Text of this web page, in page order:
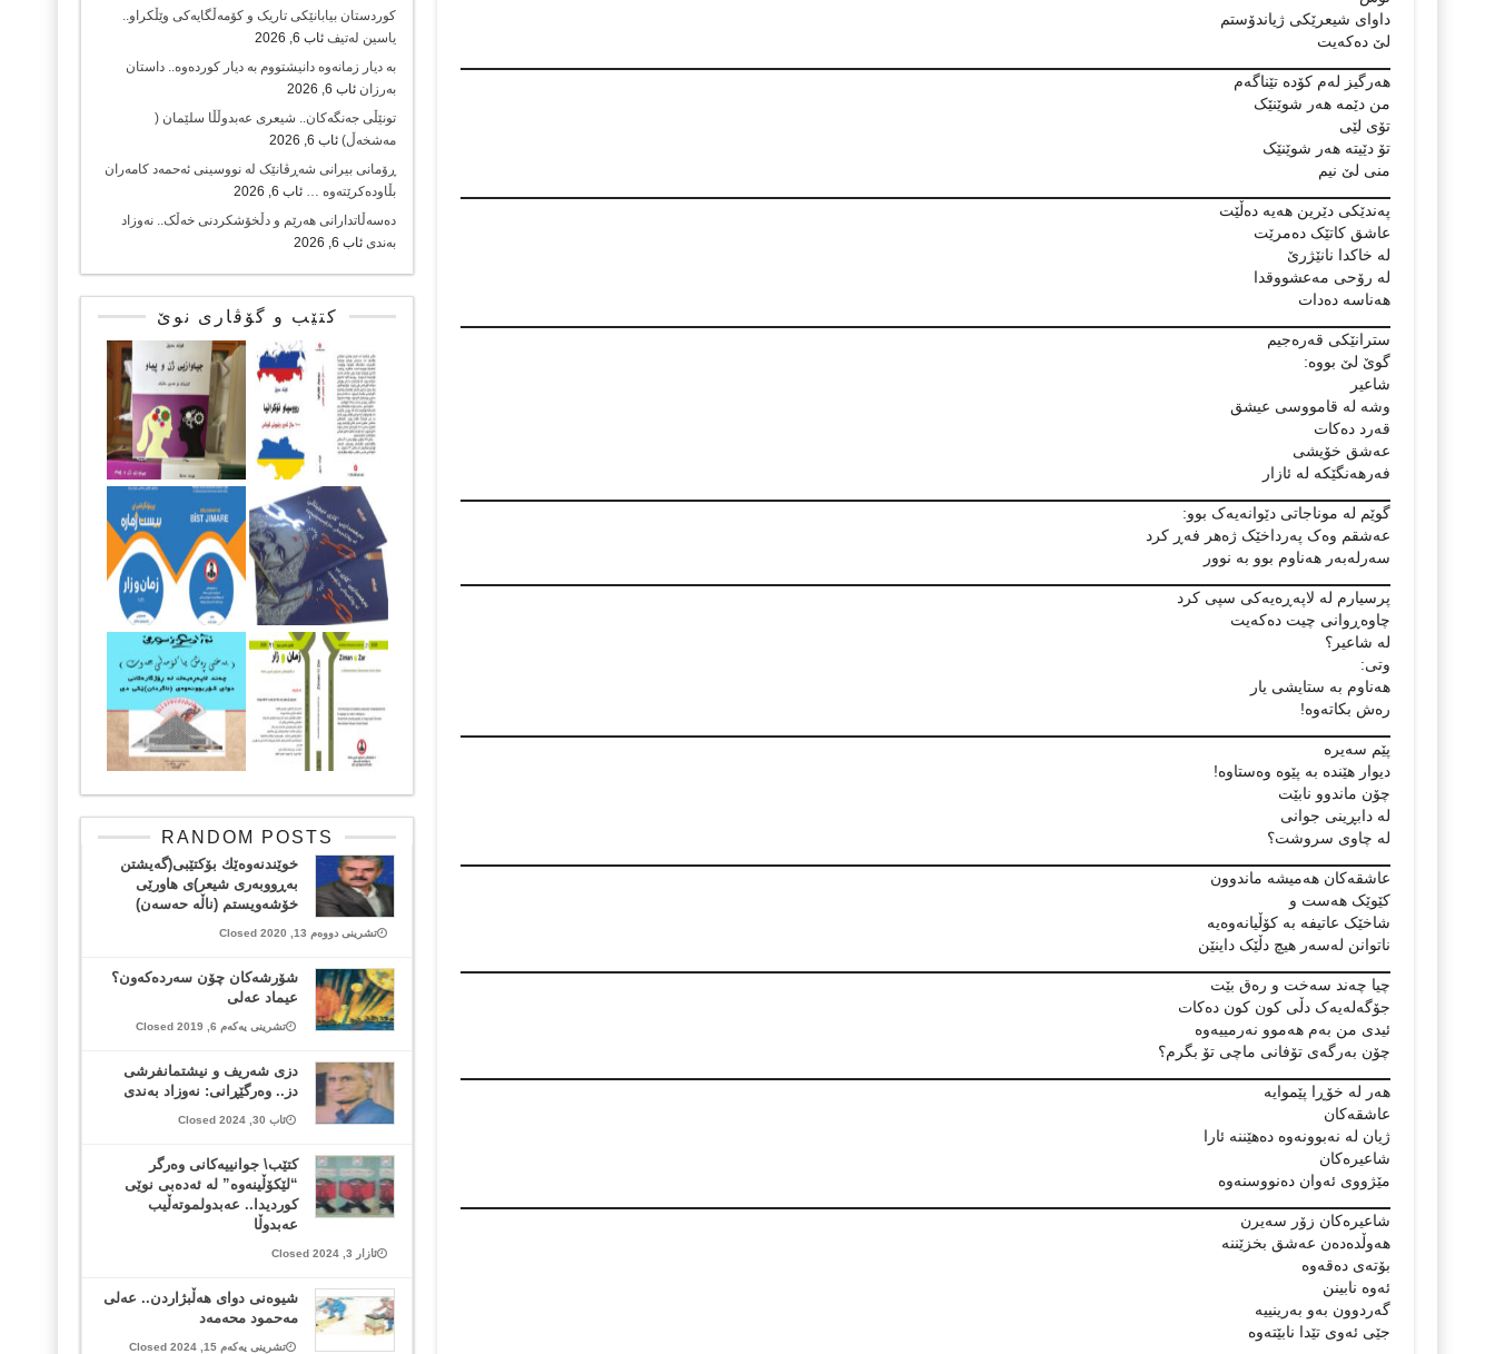
داوای شیعرێکی ژیاندۆستم
لێ دەکەیت
ھەرگیز لەم کۆدە تێناگەم
من دێمە ھەر شوێنێک
تۆی لێی
تۆ دێیتە ھەر شوێنێک
منی لێ نیم
پەندێکی دێرین ھەیە دەڵێت
عاشق کاتێک دەمرێت
لە خاکدا نانێژرێ
لە رۆحی مەعشووقدا
ھەناسە دەدات
سترانێکی قەرەجیم
گوێ لێ بووە:
شاعیر
وشە لە قامووسی عیشق
قەرد دەکات
عەشق خۆیشی
فەرھەنگێکە لە ئازار
گوێم لە موناجاتی دێوانەیەک بوو:
عەشقم وەک پەرداخێک ژەھر فەڕ کرد
سەرلەبەر ھەناوم بوو بە نوور
پرسیارم لە لاپەڕەیەکی سپی کرد
چاوەڕوانی چیت دەکەیت
لە شاعیر؟
وتی:
ھەناوم بە ستایشی یار
رەش بکاتەوە!
پێم سەیرە
دیوار ھێندە بە پێوە وەستاوە!
چۆن ماندوو نابێت
لە دابڕینی جوانی
لە چاوی سروشت؟
عاشقەکان ھەمیشە ماندوون
کێوێک ھەست و
شاخێک عاتیفە بە کۆڵیانەوەیە
ناتوانن لەسەر ھیچ دڵێک داینێن
چیا چەند سەخت و رەق بێت
جۆگەلەیەک دڵی کون کون دەکات
ئیدی من بەم ھەموو نەرمییەوە
چۆن بەرگەی تۆفانی ماچی تۆ بگرم؟
ھەر لە خۆڕا پێموایە
عاشقەکان
ژیان لە نەبوونەوە دەھێننە ئارا
شاعیرەکان
مێژووی ئەوان دەنووسنەوە
شاعیرەکان زۆر سەیرن
ھەوڵدەدەن عەشق بخزێننە
بۆتەی دەقەوە
ئەوە نابینن
گەردوون بەو بەرینییە
جێی ئەوی تێدا نابێتەوە
کوردستان بیابانێکی تاریک و کۆمەڵگایەکی وێڵکراو..
یاسین لەتیف ئاب 6, 2026
بە دیار زمانەوە دانیشتووم بە دیار کوردەوە.. داستان
بەرزان ئاب 6, 2026
تونێڵی جەنگەکان.. شیعری عەبدوڵڵا سلێمان (
مەشخەڵ) ئاب 6, 2026
ڕۆمانی بیرانی شەڕڤانێک لە نووسینی ئەحمەد کامەران
بڵاودەکرێتەوە … ئاب 6, 2026
دەسەڵاتدارانی هەرێم و دڵخۆشکردنی خەڵک.. نەوزاد
بەندی ئاب 6, 2026
کتێب و گۆڤاری نوێ
RANDOM POSTS
خوێندنەوەێك بۆکتێبی(گەیشتن
بەڕووبەری شیعر)ی هاورێی
خۆشەویستم (ناڵە حەسەن)
تشرینی دووەم 13, 2020 Closed
شۆرشه‌كان چۆن سه‌رده‌كه‌ون؟
عیماد عه‌لی
تشرینی یەکەم 6, 2019 Closed
دزی شەریف و نیشتمانفرشی
دز.. وەرگێڕانی: نەوزاد بەندی
ئاب 30, 2024 Closed
کتێب\ جوانییەكانی وەرگر
“لێكۆڵینەوە” لە ئەدەبی نوێی
كوردیدا.. عەبدولموتەڵیب
عەبدوڵا
ئازار 3, 2024 Closed
شیوەنی دوای هەڵبژاردن.. عەلی
مەحمود محەمەد
تشرینی یەکەم 15, 2024 Closed